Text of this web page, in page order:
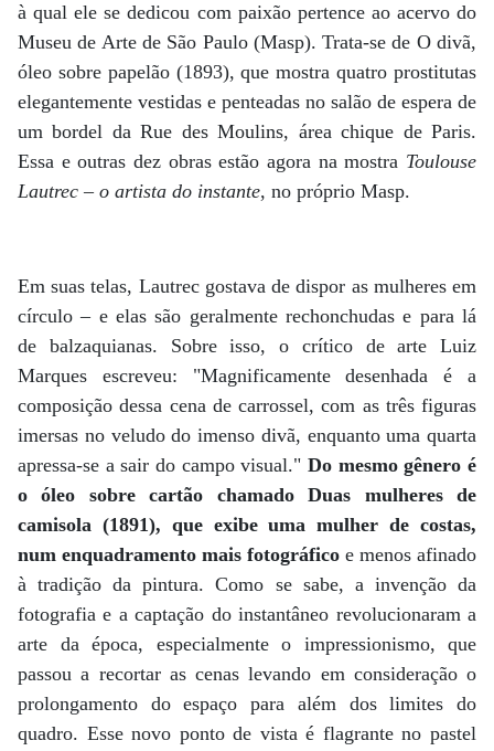
à qual ele se dedicou com paixão pertence ao acervo do
Museu de Arte de São Paulo (Masp). Trata-se de O divã,
óleo sobre papelão (1893), que mostra quatro prostitutas
elegantemente vestidas e penteadas no salão de espera de
um bordel da Rue des Moulins, área chique de Paris.
Essa e outras dez obras estão agora na mostra Toulouse
Lautrec – o artista do instante, no próprio Masp.
Em suas telas, Lautrec gostava de dispor as mulheres em
círculo – e elas são geralmente rechonchudas e para lá
de balzaquianas. Sobre isso, o crítico de arte Luiz
Marques escreveu: "Magnificamente desenhada é a
composição dessa cena de carrossel, com as três figuras
imersas no veludo do imenso divã, enquanto uma quarta
apressa-se a sair do campo visual." Do mesmo gênero é
o óleo sobre cartão chamado Duas mulheres de
camisola (1891), que exibe uma mulher de costas,
num enquadramento mais fotográfico e menos afinado
à tradição da pintura. Como se sabe, a invenção da
fotografia e a captação do instantâneo revolucionaram a
arte da época, especialmente o impressionismo, que
passou a recortar as cenas levando em consideração o
prolongamento do espaço para além dos limites do
quadro. Esse novo ponto de vista é flagrante no pastel